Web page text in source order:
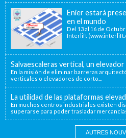
Enier estará
en el mundo
Del 13 al 16 de
Interlift
Salvaescaleras vertical, un
En la misión de eliminar barreras
verticales o elevadores de corto...
La utilidad de las plataformas
En muchos centros industriales existen
superarse para poder trasladar
AUTRES